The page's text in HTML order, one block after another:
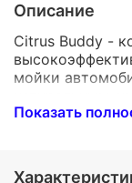
Описание
Citrus Buddy -
мойки
- не смотря на
Показать